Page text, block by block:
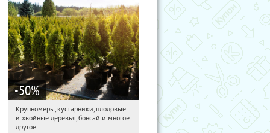
-50%
17:17:44 Получили:28
Москва, Рябиновая улица, 17
Крупномеры, кустарники, плодовые
и хвойные деревья, бонсай и многое
другое